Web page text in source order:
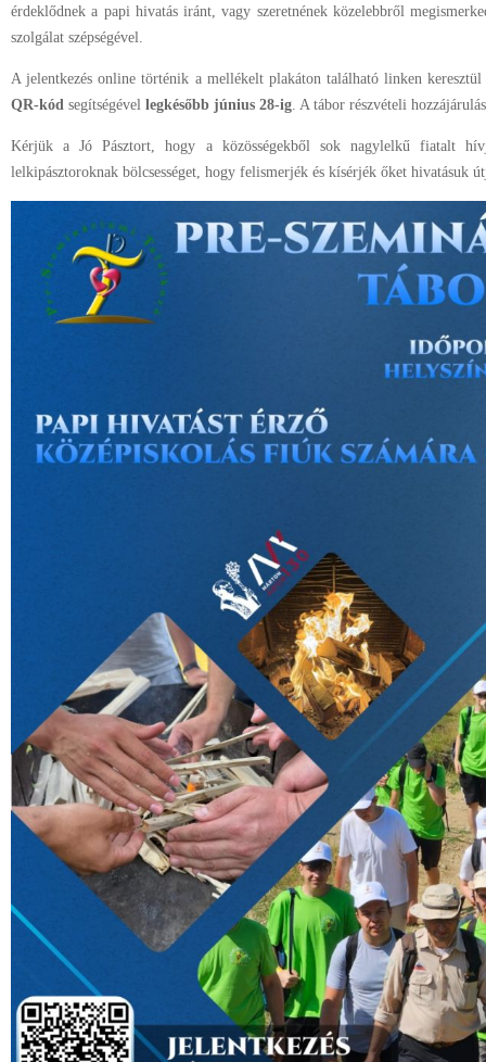
érdeklődnek a papi hivatás iránt, vagy szeretnének közelebbről
szolgálat szépségével.
A jelentkezés online történik a mellékelt plakáton található linken
QR-kód segítségével legkésőbb június 28-ig. A tábor részvételi
Kérjük a Jó Pásztort, hogy a közösségekből sok nagylelkű fiatalt
lelkipásztoroknak bölcsességet, hogy felismerjék és kísérjék őket hivatásuk